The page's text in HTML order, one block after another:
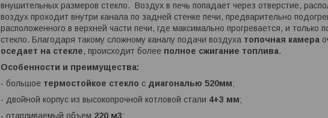
внушительных размеров стекло. Воздух в печь попадает через отверстие,
воздух проходит внутри канала по задней стенке печи, предварительно
расположенного в верхней части печи, где максимально прогревается, и только
стекло. Благодаря такому сложному каналу подачи воздуха топочная камера
оседает на стекле, происходит более полное сжигание топлива.
Особенности и преимущества:
- большое термостойкое стекло с диагональю 520мм;
- двойной корпус из высокопрочной котловой стали 4+3 мм;
- отапливаемый объем 220 м3;